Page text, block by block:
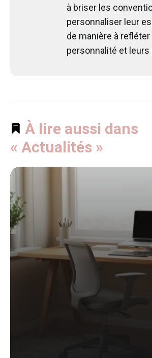
à briser les
personnaliser leur
de manière à refléter
personnalité et leurs
À lire aussi dans
« Actualités »